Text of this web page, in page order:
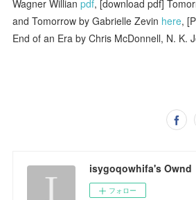
Wagner Willianpdf, [download pdf]
and Tomorrow by Gabrielle Zevin here,
End of an Era by Chris McDonnell, N. K.
isygoqowhifa's Ownd
フォロー